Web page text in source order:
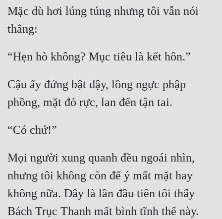
Mặc dù hơi lúng túng nhưng tôi vẫn nói
thẳng:
“Hẹn hò không? Mục tiêu là kết hôn.”
Cậu ấy đứng bật dậy, lồng ngực phập
phồng, mặt đỏ rực, lan đến tận tai.
“Có chứ!”
Mọi người xung quanh đều ngoái nhìn,
nhưng tôi không còn để ý mất mặt hay
không nữa. Đây là lần đầu tiên tôi thấy
Bách Trục Thanh mất bình tĩnh thế này.